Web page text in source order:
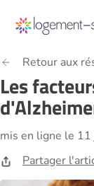
Retour aux
Les
mis en ligne le
Partager